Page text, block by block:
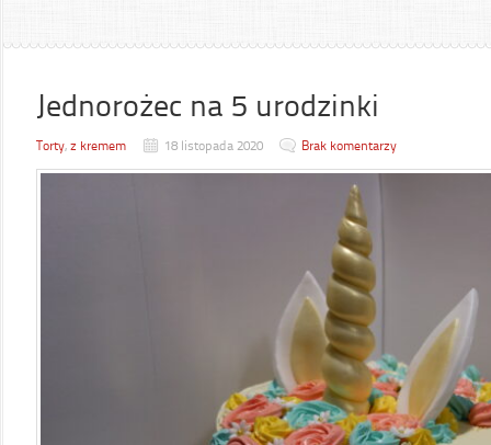
Jednorożec na 5 urodzinki
Torty, z kremem 18 listopada 2020 Brak komentarzy